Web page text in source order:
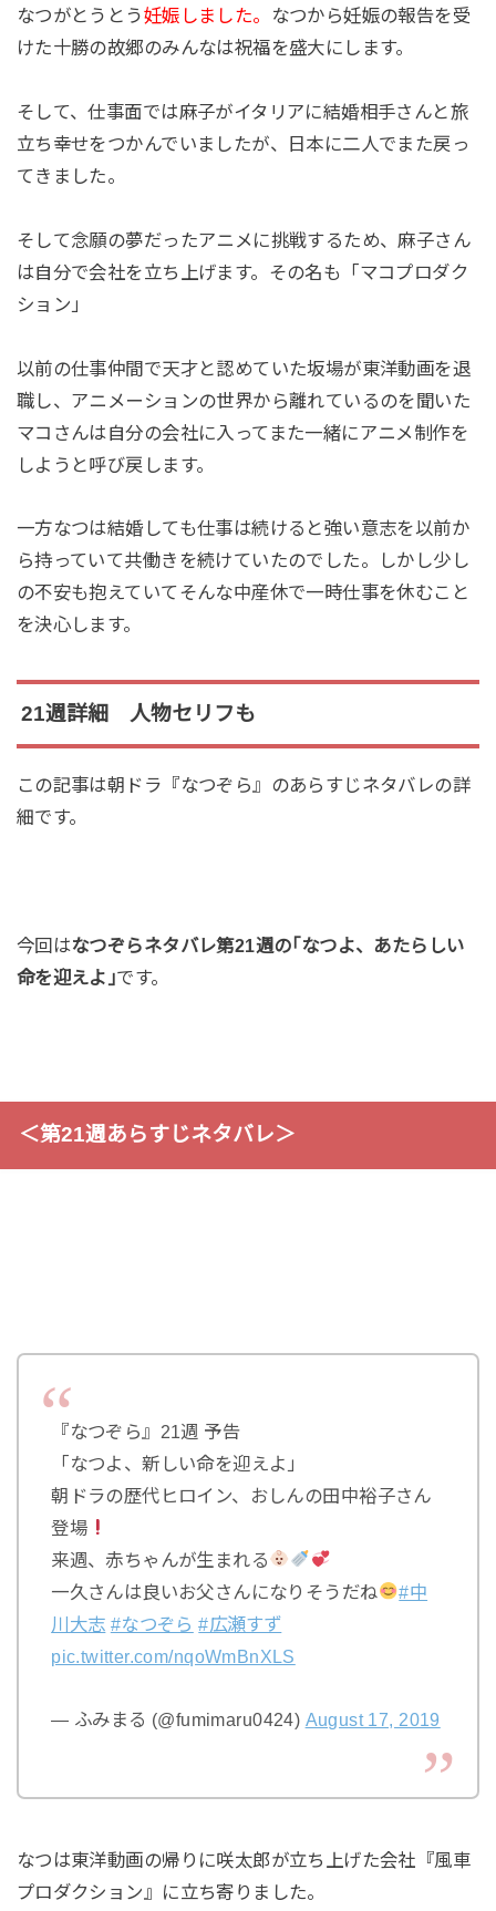
なつがとうとう妊娠しました。
なつから妊娠の報告を受
けた十勝の故郷のみんなは祝福を盛大にします。
そして、仕事面では麻子がイタリアに結婚相手さんと旅
立ち幸せをつかんでいましたが、日本に二人でまた戻っ
てきました。
そして念願の夢だったアニメに挑戦するため、麻子さん
は自分で会社を立ち上げます。その名も「マコプロダク
ション」
以前の仕事仲間で天才と認めていた坂場が東洋動画を退
職し、アニメーションの世界から離れているのを聞いた
マコさんは自分の会社に入ってまた一緒にアニメ制作を
しようと呼び戻します。
一方なつは結婚しても仕事は続けると強い意志を以前か
ら持っていて共働きを続けていたのでした。しかし少し
の不安も抱えていてそんな中産休で一時仕事を休むこと
を決心します。
21週詳細 人物セリフも
この記事は朝ドラ『なつぞら』のあらすじネタバレの詳
細です。
今回はなつぞらネタバレ第21週の｢なつよ、あたらしい
命を迎えよ｣です。
＜第21週あらすじネタバレ＞
『なつぞら』21週 予告
「なつよ、新しい命を迎えよ」
朝ドラの歴代ヒロイン、おしんの田中裕子さん
登場
来週、赤ちゃんが生まれる
一久さんは良いお父さんになりそうだね
#中
川大志 #なつぞら #広瀬すず
pic.twitter.com/nqoWmBnXLS
— ふみまる (@fumimaru0424) August 17, 2019
なつは東洋動画の帰りに咲太郎が立ち上げた会社『風車
プロダクション』に立ち寄りました。